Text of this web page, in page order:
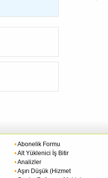
•Abonelik Formu
•Alt Yüklenici İş Bitir
•Analizler
•Aşırı Düşük (Hizmet